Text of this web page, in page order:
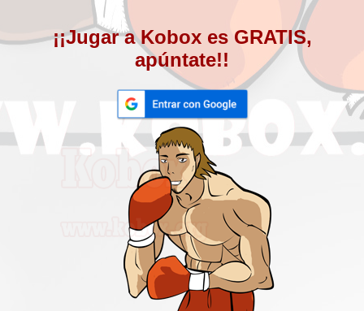
¡¡Jugar a Kobox es GRATIS,
apúntate!!